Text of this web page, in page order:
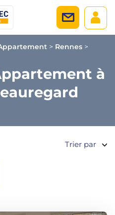
> Rennes >
à
Trier par